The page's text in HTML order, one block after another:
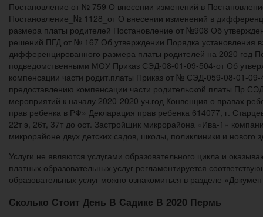
Постановление от № 759 О внесении изменений в
Постановление_№ 1128_от О внесении изменений в
размера платы родителей Постановление от №908 Об
решений ПГД от № 167 Об утверждении Порядка
дифференцированного размера платы родителей на 2020 год
подведомственными МОУ Приказ СЭД-08-01-09-504-от Об
компенсации части родит.платы Приказ от № СЭД-059-08-01-
предоставлению компенсации части родительской платы Пр
мероприятий к началу 2020-2020 уч.год Конвенция о правах
прав ребенка в РФ» Декларация прав ребенка 614077, г.
22т э, 26т, 37т до ост. Застройщик микрорайона «Ива-1»
микрорайоне двух детских садов, школы, поликлиники и
Услуги не являются услугами образовательного цикла и
платных образовательных услуг регламентируется
образовательных услуг можно ознакомиться в разделе
Сколько Стоит День В Садике В 2020 Пермь